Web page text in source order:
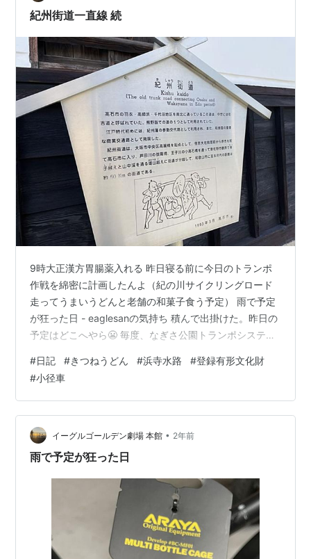
紀州街道一直線 続
9時大正漢方胃腸薬入れる 昨日寝る前に今日のトランポ
作戦を綿密に計画したんよ（紀の川サイクリングロード
走ってうまいうどんと老舗の和菓子食う予定） 雨で予定
が狂った日 - eaglesanの気持ち 積んで出掛けた。昨日の
予定はどこへやら😬 毎度、なぎさ公園トランポシステム
もっかいチャレンジしたよ。 tabelog.com 13時ひるめ
し、前回臨時休業してた美麺はんへ きつねうどんと、確
かかきまぜごはんやったかな。 麺がめっちゃシルキーで
のどごし最高ね。それに、いわゆるかやくごはんは見た
目以上にしっとりしてなんぼでも食える…
#日記 #きつねうどん #浜寺水路 #登録有形文化財
#小径車
イーグルゴールデン劇場 本館 • 2年前
雨で予定が狂った日